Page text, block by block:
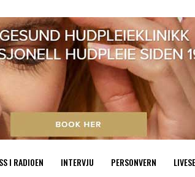
I RADIOEN INTERVJU PERSONVERN